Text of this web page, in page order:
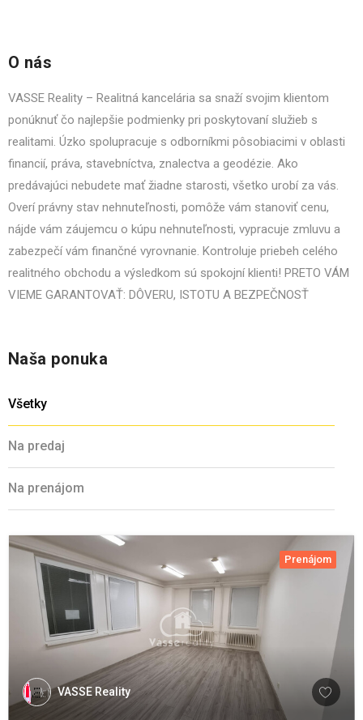
O nás
VASSE Reality – Realitná kancelária sa snaží svojim klientom
ponúknuť čo najlepšie podmienky pri poskytovaní služieb s
realitami. Úzko spolupracuje s odborníkmi pôsobiacimi v oblasti
financií, práva, stavebníctva, znalectva a geodézie. Ako
predávajúci nebudete mať žiadne starosti, všetko urobí za vás.
Overí právny stav nehnuteľnosti, pomôže vám stanoviť cenu,
nájde vám záujemcu o kúpu nehnuteľnosti, vypracuje zmluvu a
zabezpečí vám finančné vyrovnanie. Kontroluje priebeh celého
realitného obchodu a výsledkom sú spokojní klienti! PRETO VÁM
VIEME GARANTOVAŤ: DÔVERU, ISTOTU A BEZPEČNOSŤ
Naša ponuka
Všetky
Na predaj
Na prenájom
Prenájom
VASSE Reality